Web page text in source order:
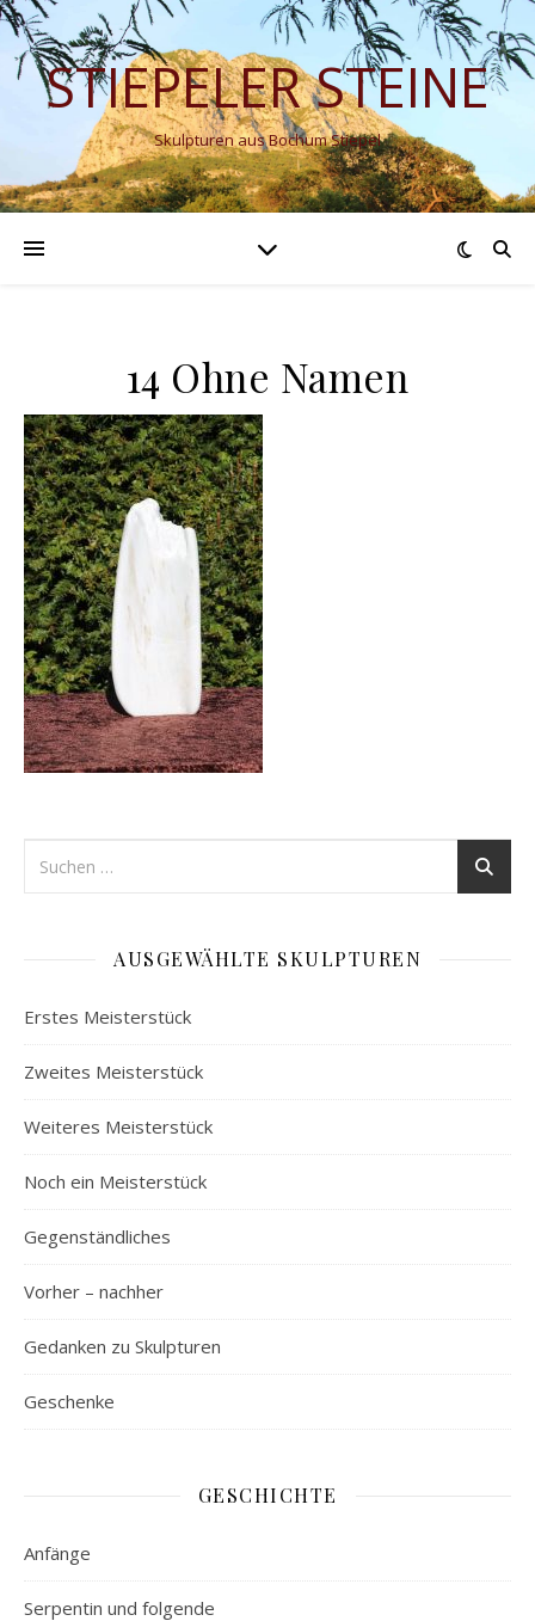
STIEPELER STEINE
Skulpturen aus Bochum Stiepel
14 Ohne Namen
AUSGEWÄHLTE SKULPTUREN
Erstes Meisterstück
Zweites Meisterstück
Weiteres Meisterstück
Noch ein Meisterstück
Gegenständliches
Vorher – nachher
Gedanken zu Skulpturen
Geschenke
GESCHICHTE
Anfänge
Serpentin und folgende